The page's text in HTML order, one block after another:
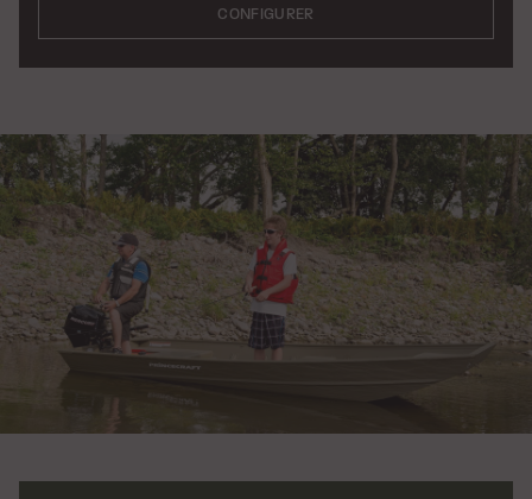
CONFIGURER